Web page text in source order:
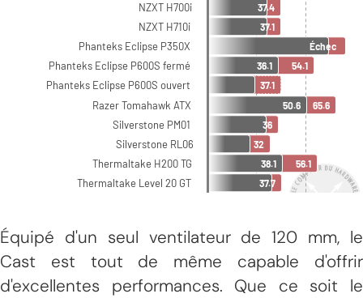
Équipé d'un seul ventilateur de 120 mm, le
Cast est tout de même capable d'offrir
d'excellentes performances. Que ce soit le